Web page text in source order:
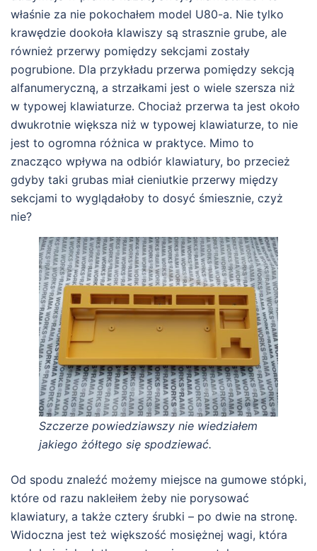
właśnie za nie pokochałem model U80-a. Nie tylko
krawędzie dookoła klawiszy są strasznie grube, ale
również przerwy pomiędzy sekcjami zostały
pogrubione. Dla przykładu przerwa pomiędzy sekcją
alfanumeryczną, a strzałkami jest o wiele szersza niż
w typowej klawiaturze. Chociaż przerwa ta jest około
dwukrotnie większa niż w typowej klawiaturze, to nie
jest to ogromna różnica w praktyce. Mimo to
znacząco wpływa na odbiór klawiatury, bo przecież
gdyby taki grubas miał cieniutkie przerwy między
sekcjami to wyglądałoby to dosyć śmiesznie, czyż
nie?
Szczerze powiedziawszy nie wiedziałem
jakiego żółtego się spodziewać.
Od spodu znaleźć możemy miejsce na gumowe stópki,
które od razu nakleiłem żeby nie porysować
klawiatury, a także cztery śrubki – po dwie na stronę.
Widoczna jest też większość mosiężnej wagi, która